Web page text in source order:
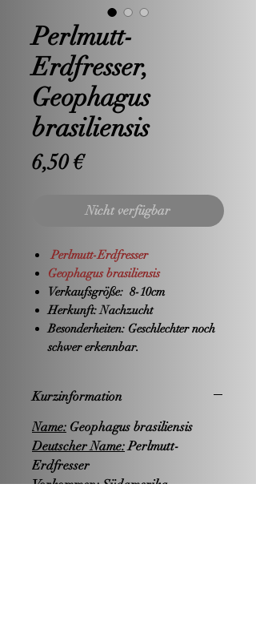
Perlmutt-
Erdfresser,
Geophagus
brasiliensis
6,50 €Preis
Nicht verfügbar
Perlmutt-Erdfresser
Geophagus brasiliensis
Verkaufsgröße: 8-10cm
Herkunft:Nachzucht
Besonderheiten: Geschlechter noch
schwer erkennbar.
Kurzinformation
Name: Geophagus brasiliensis
Deutscher Name:Perlmutt-
Erdfresser
Vorkommen:Südamerika